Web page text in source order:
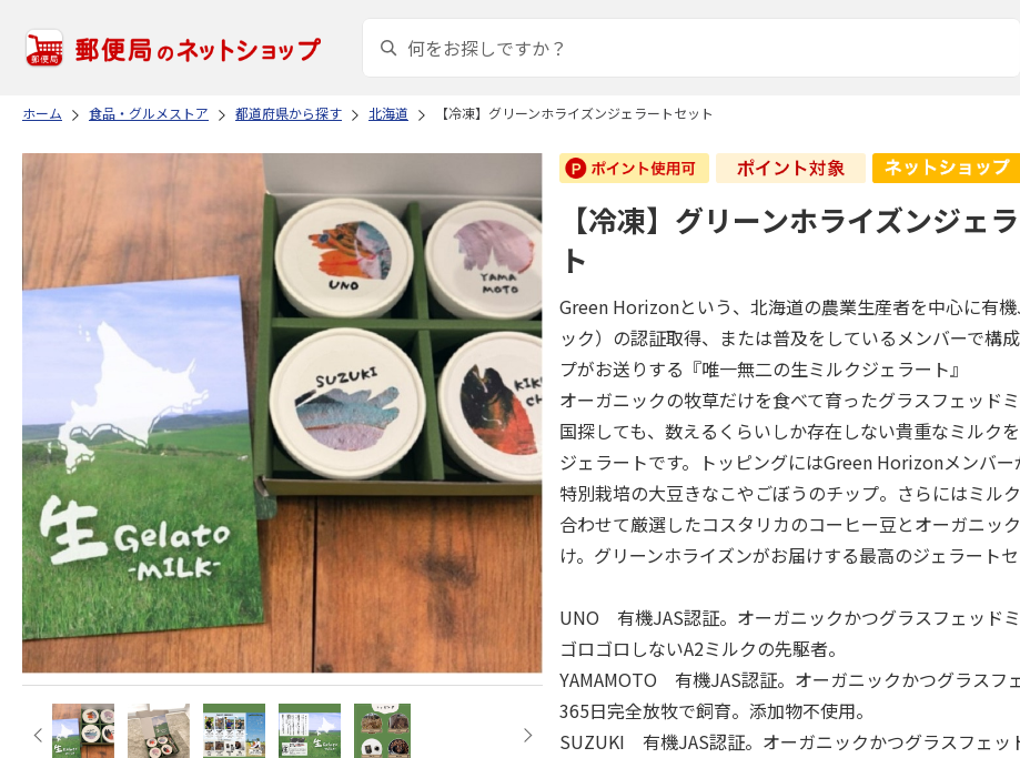
ホーム 食品・グルメストア 都道府県から探す 北海道 【冷凍】グリーンホライズンジェラートセット
【冷凍】グリーンホライズンジェ
ト
Green Horizonという、北海道の農業生産者を中心に有
ック）の認証取得、または普及をしているメンバーで構
プがお送りする『唯一無二の生ミルクジェラート』
オーガニックの牧草だけを食べて育ったグラスフェッド
国探しても、数えるくらいしか存在しない貴重なミルク
ジェラートです。トッピングにはGreen Horizonメンバー
特別栽培の大豆きなこやごぼうのチップ。さらにはミル
合わせて厳選したコスタリカのコーヒー豆とオーガニッ
け。グリーンホライズンがお届けする最高のジェラートセ
UNO 有機JAS認証。オーガニックかつグラスフェッド
ゴロゴロしないA2ミルクの先駆者。
YAMAMOTO 有機JAS認証。オーガニックかつグラスフ
365日完全放牧で飼育。添加物不使用。
SUZUKI 有機JAS認証。オーガニックかつグラスフェッ